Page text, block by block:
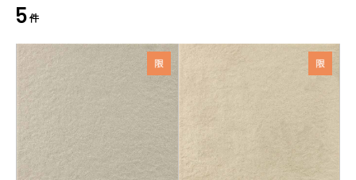
5 件